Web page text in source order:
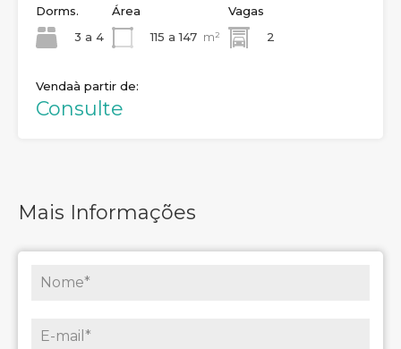
Dorms.
3 a 4
Área
115 a 147 m²
Vagas
2
Venda
Consulte
Mais Informações